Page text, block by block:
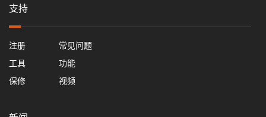
支持
注册
工具
保修
常见问题
功能
视频